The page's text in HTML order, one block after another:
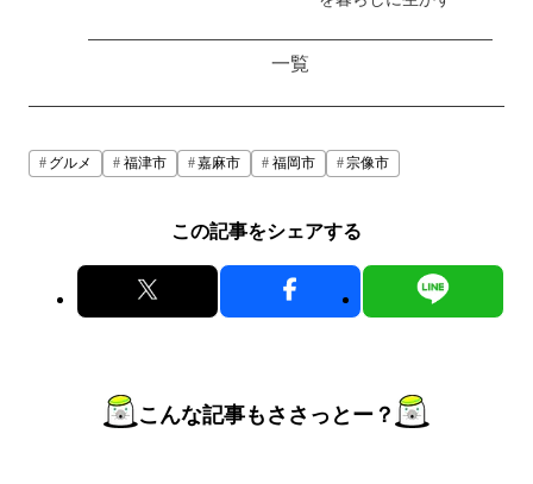
一覧
グルメ 福津市 嘉麻市 福岡市 宗像市
この記事をシェアする
こんな記事もささっとー？